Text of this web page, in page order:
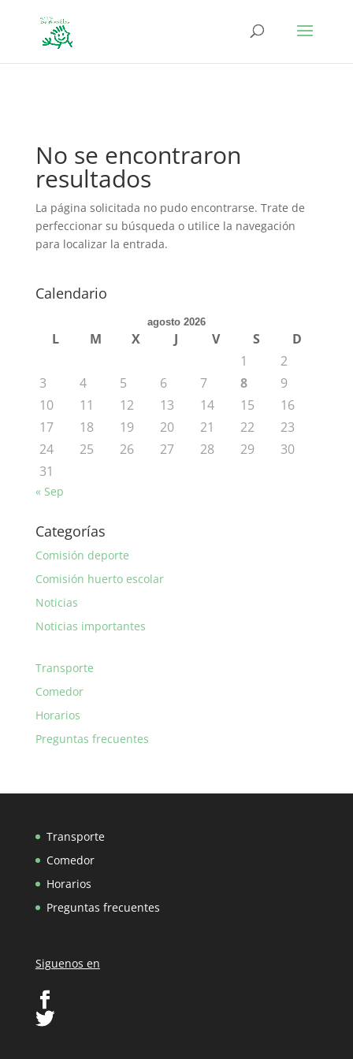
No se encontraron
resultados
La página solicitada no pudo encontrarse. Trate de
perfeccionar su búsqueda o utilice la navegación
para localizar la entrada.
Calendario
agosto 2026
L M X J V S
D
1
2
3
4 5 6 7 8
9
10
11 12 13 14 15
16
17
18 19 20 21 22
23
24
25 26 27 28 29
30
31
« Sep
Categorías
Comisión deporte
Comisión huerto escolar
Noticias
Noticias importantes
Transporte
Comedor
Horarios
Preguntas frecuentes
Transporte
Comedor
Horarios
Preguntas frecuentes
Siguenos en